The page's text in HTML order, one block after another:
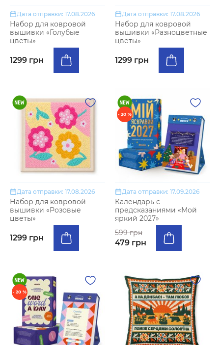
Дата отправки: 17.08.2026
Набор для ковровой
вышивки «Голубые
цветы»
1299 грн
Дата отправки: 17.08.2026
Набор для ковровой
вышивки «Разноцветные
цветы»
1299 грн
Дата отправки: 17.08.2026
Набор для ковровой
вышивки «Розовые
цветы»
1299 грн
- 20 %
Дата отправки: 17.09.2026
Календарь с
предсказаниями «Мой
яркий 2027»
599 грн
479 грн
- 20 %